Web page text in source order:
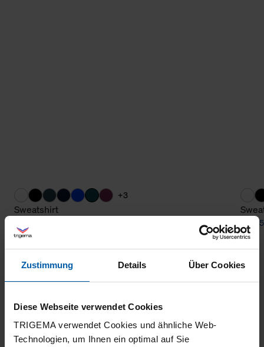
Zustimmung Details Über Cookies
Diese Webseite verwendet Cookies
TRIGEMA verwendet Cookies und ähnliche Web-
Technologien, um Ihnen ein optimal auf Sie
+3
Sweatshirt
from